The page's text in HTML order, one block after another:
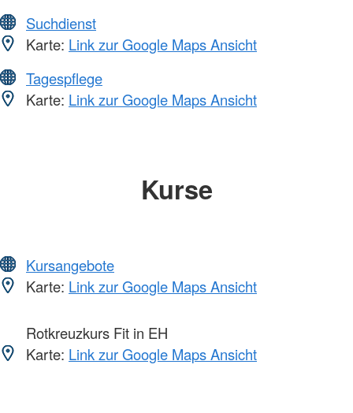
Suchdienst
Karte: Link zur Google Maps Ansicht
Tagespflege
Karte: Link zur Google Maps Ansicht
Kurse
Kursangebote
Karte: Link zur Google Maps Ansicht
Rotkreuzkurs Fit in EH
Karte: Link zur Google Maps Ansicht